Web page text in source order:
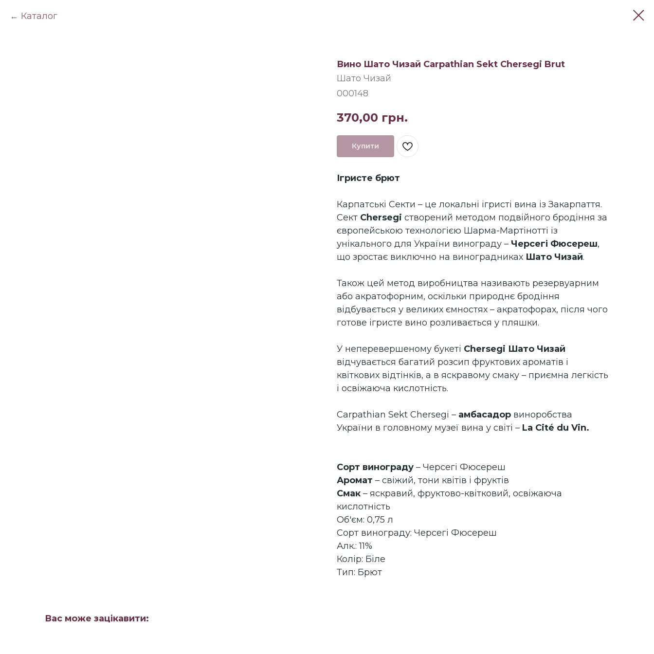
Каталог
Вино Шато Чизай Carpathian Sekt Chersegi Brut
Шато Чизай
000148
370,00 грн.
Купити
Ігристе брют
Карпатські Секти – це локальні ігристі вина із Закарпаття.
Сект Chersegi створений методом подвійного бродіння за
європейською технологією Шарма-Мартінотті із
унікального для України винограду – Черсегі Фюсереш,
що зростає виключно на виноградниках Шато Чизай.
Також цей метод виробництва називають резервуарним
або акратофорним, оскільки природнє бродіння
відбувається у великих ємностях – акратофорах, після чого
готове ігристе вино розливається у пляшки.
У неперевершеному букеті Chersegi Шато Чизай
відчувається багатий розсип фруктових ароматів і
квіткових відтінків, а в яскравому смаку – приємна легкість
і освіжаюча кислотність.
Carpathian Sekt Chersegi – амбасадор виноробства
України в головному музеї вина у світі – La Cité du Vin.
Сорт винограду – Черсегі Фюсереш
Аромат – свіжий, тони квітів і фруктів
Смак – яскравий, фруктово-квітковий, освіжаюча
кислотність
Об'єм: 0,75 л
Сорт винограду: Черсегі Фюсереш
Алк.: 11%
Колір: Біле
Тип: Брют
Вас може зацікавити: